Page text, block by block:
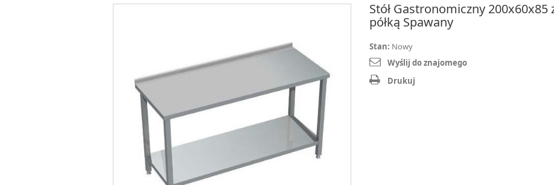
Stół Gastronomiczny 200x60x85
półką Spawany
Stan: Nowy
Wyślij do znajomego
Drukuj